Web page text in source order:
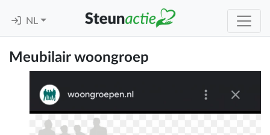
NL
Meubilair woongroep